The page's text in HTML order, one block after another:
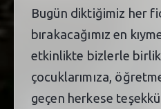
Bugün diktiğimiz her
bırakacağımız en
etkinlikte bizlerle
çocuklarımıza,
geçen herkese